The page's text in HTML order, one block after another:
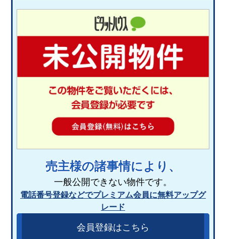
売主様の諸事情により、
一般公開できない物件です。
電話番号登録などでプレミアム会員に無料アップグ
レード
会員登録はこちら